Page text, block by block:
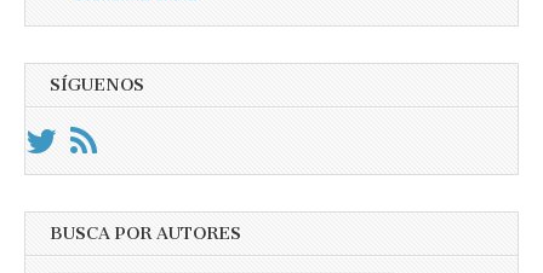
SÍGUENOS
BUSCA POR AUTORES